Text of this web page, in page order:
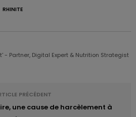
RHINITE
- Partner, Digital Expert & Nutrition Strategist
PRÉCÉDENT
une cause de harcèlement à